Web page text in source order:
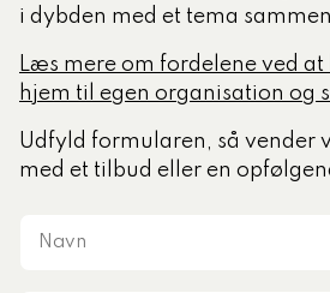
i dybden med et tema
Læs mere om fordelene ved at
hjem til egen organisation og
Udfyld formularen, så vender
med et tilbud eller en
Navn
Formidler- og
moduler –